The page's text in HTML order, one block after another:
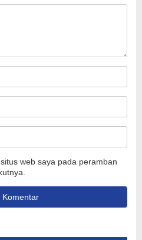
web saya pada peramban